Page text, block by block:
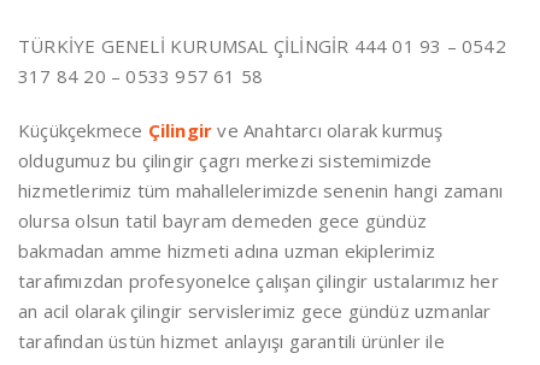
TÜRKİYE GENELİ KURUMSAL ÇİLİNGİR 444 01 93 – 0542
317 84 20 – 0533 957 61 58
Küçükçekmece Çilingir ve Anahtarcı olarak kurmuş
oldugumuz bu çilingir çagrı merkezi sistemimizde
hizmetlerimiz tüm mahallelerimizde senenin hangi zamanı
olursa olsun tatil bayram demeden gece gündüz
bakmadan amme hizmeti adına uzman ekiplerimiz
tarafımızdan profesyonelce çalışan çilingir ustalarımız her
an acil olarak çilingir servislerimiz gece gündüz uzmanlar
tarafından üstün hizmet anlayışı garantili ürünler ile